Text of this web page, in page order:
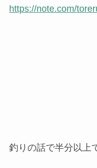
https://note.com/
釣りの話で半分以上